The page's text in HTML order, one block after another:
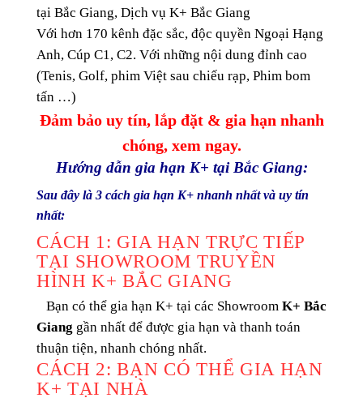
tại Bắc Giang, Dịch vụ K+ Bắc Giang
Với hơn 170 kênh đặc sắc, độc quyền Ngoại Hạng
Anh, Cúp C1, C2. Với những nội dung đỉnh cao
(Tenis, Golf, phim Việt sau chiếu rạp, Phim bom
tấn …)
Đảm bảo uy tín, lắp đặt & gia hạn nhanh
chóng, xem ngay.
Hướng dẫn gia hạn K+ tại Bắc Giang:
Sau đây là 3 cách gia hạn K+ nhanh nhất và uy tín
nhất:
CÁCH 1: GIA HẠN TRỰC TIẾP
TẠI SHOWROOM TRUYỀN
HÌNH K+ BẮC GIANG
Bạn có thể gia hạn K+ tại các Showroom K+ Bắc
Giang gần nhất để được gia hạn và thanh toán
thuận tiện, nhanh chóng nhất.
CÁCH 2: BẠN CÓ THỂ GIA HẠN
K+ TẠI NHÀ